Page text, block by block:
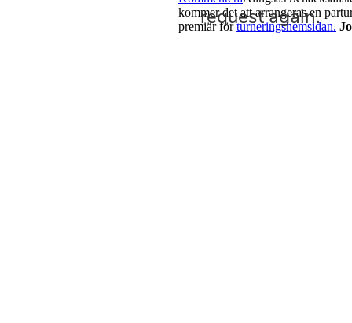
kommer det att arrangeras en
premiär förturneringshemsidan.